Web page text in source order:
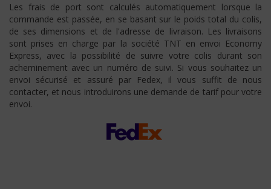
Les frais de port sont calculés automatiquement lorsque la
commande est passée, en se basant sur le poids total du colis,
de ses dimensions et de l'adresse de livraison. Les livraisons
sont prises en charge par la société TNT en envoi Economy
Express, avec la possibilité de suivre votre colis durant son
acheminement avec un numéro de suivi. Si vous souhaitez un
envoi sécurisé et assuré par Fedex, il vous suffit de nous
contacter, et nous introduirons une demande de tarif pour votre
envoi.